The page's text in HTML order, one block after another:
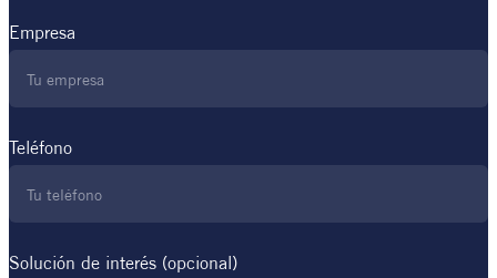
Empresa
Teléfono
Solución de interés (opcional)